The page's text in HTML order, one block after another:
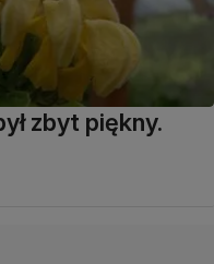
zbyt piękny.